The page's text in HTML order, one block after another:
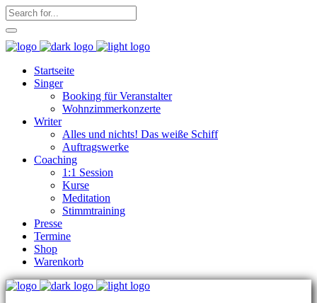
Startseite
Singer
Booking für Veranstalter
Wohnzimmerkonzerte
Writer
Alles und nichts! Das weiße Schiff
Auftragswerke
Coaching
1:1 Session
Kurse
Meditation
Stimmtraining
Presse
Termine
Shop
Warenkorb